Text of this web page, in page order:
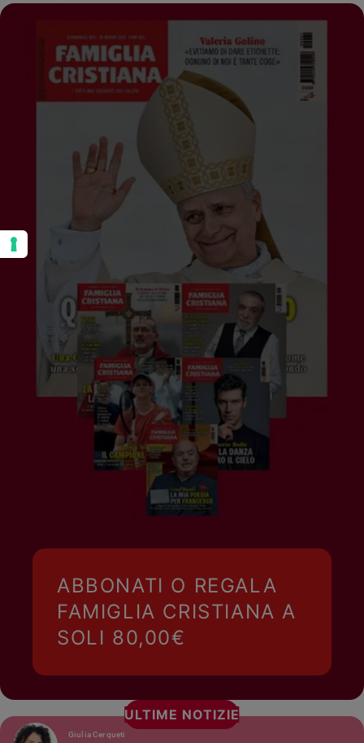
ABBONATI O REGALA
FAMIGLIA CRISTIANA A
SOLI 80,00€
ULTIME NOTIZIE
Giulia Cerqueti